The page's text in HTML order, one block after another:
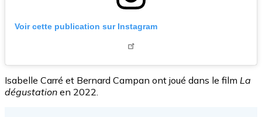
Voir cette publication sur Instagram
Isabelle Carré et Bernard Campan ont joué dans le film La
dégustation en 2022.